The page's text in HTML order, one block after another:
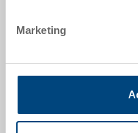
Marketing
7001, esterno
mm, 52.0 l, pareti
passanti